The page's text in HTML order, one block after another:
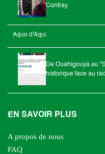
Contray
Aquo d'Aqui
De Ouahigouya au
historique face au
EN SAVOIR PLUS
A propos de nous
FAQ